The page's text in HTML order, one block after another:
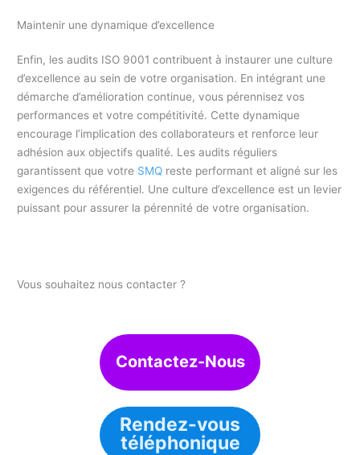
Maintenir une dynamique d’excellence
Enfin, les audits ISO 9001 contribuent à instaurer une culture
d’excellence au sein de votre organisation. En intégrant une
démarche d’amélioration continue, vous pérennisez vos
performances et votre compétitivité. Cette dynamique
encourage l’implication des collaborateurs et renforce leur
adhésion aux objectifs qualité. Les audits réguliers
garantissent que votre SMQ reste performant et aligné sur les
exigences du référentiel. Une culture d’excellence est un levier
puissant pour assurer la pérennité de votre organisation.
Vous souhaitez nous contacter ?
Contactez-Nous
Rendez-vous
téléphonique